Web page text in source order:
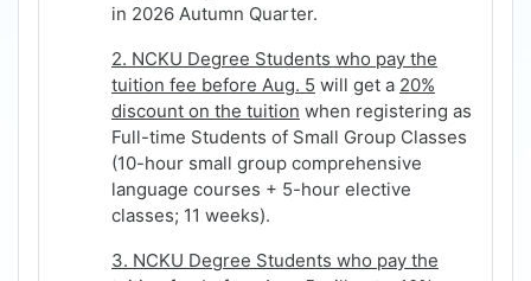
in 2026 Autumn Quarter.
2. NCKU Degree Students who pay the
tuition fee before Aug. 5 will get a 20%
discount on the tuition when registering as
Full-time Students of Small Group Classes
(10-hour small group comprehensive
language courses + 5-hour elective
classes; 11 weeks).
3. NCKU Degree Students who pay the